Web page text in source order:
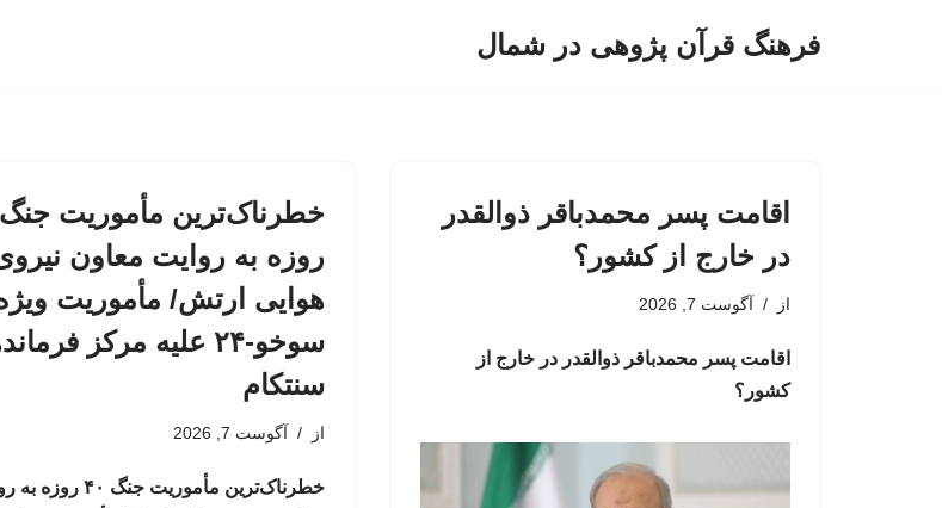
فرهنگ قرآن پژوهی در شمال
اقامت پسر محمدباقر ذوالقدر
در خارج از کشور؟
از آگوست 7, 2026
اقامت پسر محمدباقر ذوالقدر در خارج از
کشور؟
روزه به روایت معاون
هوایی ارتش/ مأموریت
سوخو-۲۴ علیه مرکز
سنتکام
از آگوست 7, 2026
خطرناک‌ترین مأموریت جنگ ۴۰